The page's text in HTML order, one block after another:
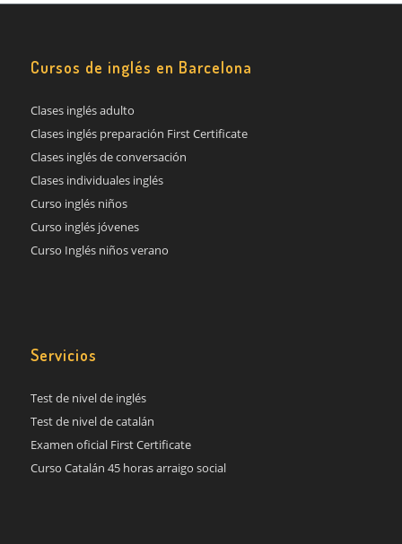
Cursos de inglés en Barcelona
Clases inglés adulto
Clases inglés preparación First Certificate
Clases inglés de conversación
Clases individuales inglés
Curso inglés niños
Curso inglés jóvenes
Curso Inglés niños verano
Servicios
Test de nivel de inglés
Test de nivel de catalán
Examen oficial First Certificate
Curso Catalán 45 horas arraigo social